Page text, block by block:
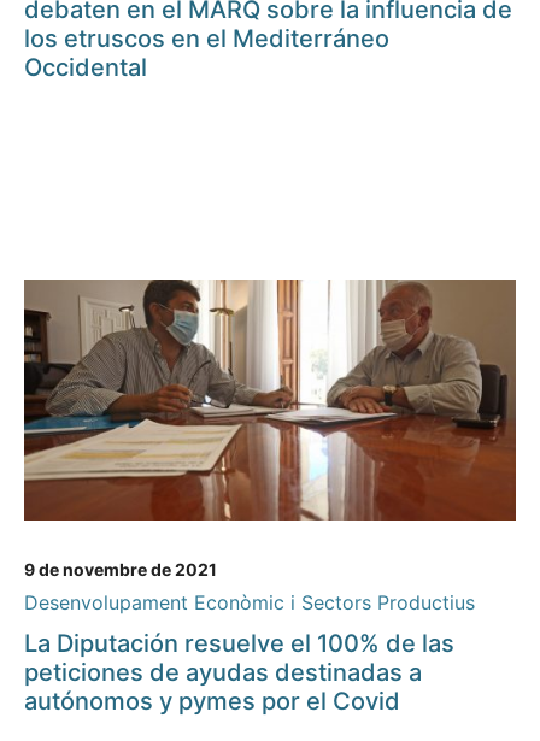
debaten en el MARQ sobre la influencia de
los etruscos en el Mediterráneo
Occidental
9 de novembre de 2021
Desenvolupament Econòmic i Sectors Productius
La Diputación resuelve el 100% de las
peticiones de ayudas destinadas a
autónomos y pymes por el Covid